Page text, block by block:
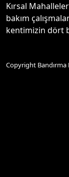
Kırsal
bakım
kentimizin dört
Copyright Bandırma